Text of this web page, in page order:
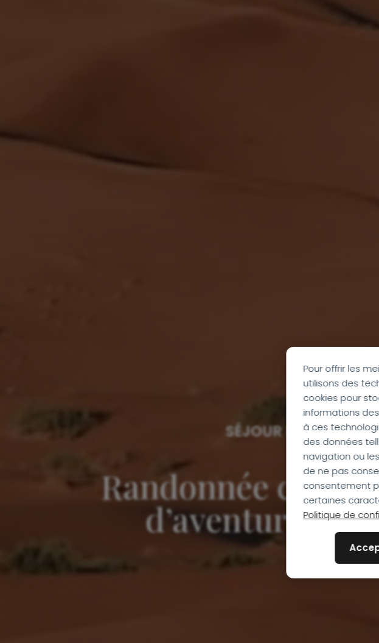
Pour offrir les
utilisons des
cookies pour
informations
à ces
des données
navigation ou
de ne pas
consentement
certaines
Politique de
SÉJOUR EN OASIS,
Randonnée
d’aventure en